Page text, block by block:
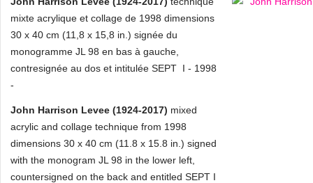
mixte acrylique et collage de 1998 dimensions
30 x 40 cm (11,8 x 15,8 in.) signée du
monogramme JL 98 en bas à gauche,
contresignée au dos et intitulée SEPT I - 1998
-
John Harrison Levee (1924-2017) mixed
acrylic and collage technique from 1998
dimensions 30 x 40 cm (11.8 x 15.8 in.) signed
with the monogram JL 98 in the lower left,
countersigned on the back and entitled SEPT I